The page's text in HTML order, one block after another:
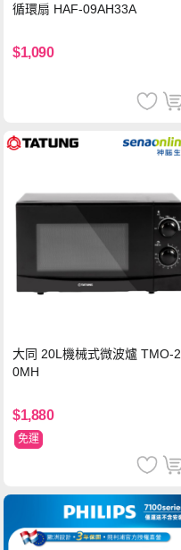
循環扇 HAF-09AH33A
$1,090
大同 20L機械式微波爐 TMO-2
0MH
$1,880
免運